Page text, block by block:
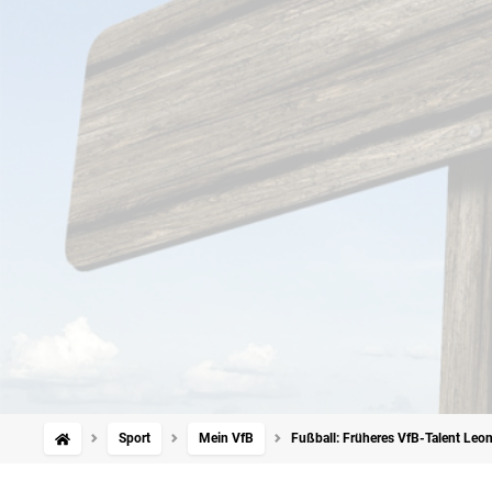
Sport Mein VfB Fußball: Früheres VfB-Talent